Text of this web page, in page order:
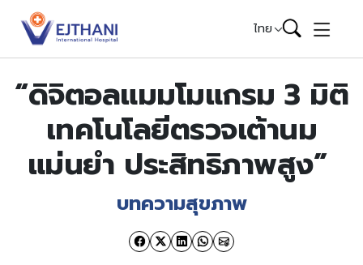
Skip to content
ไทย
“ดิจิตอลแมมโมแกรม 3 มิติ
เทคโนโลยีตรวจเต้านม
แม่นยำ ประสิทธิภาพสูง”
บทความสุขภาพ